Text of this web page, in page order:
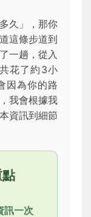
久」，那你
這條步道到
一趟，從入
花了約3小
因為你的路
我會根據我
資訊到細節
訊一次